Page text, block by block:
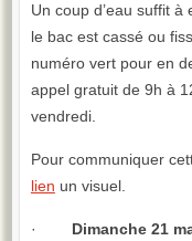
Un coup d’eau suffit
le bac est cassé ou
numéro vert pour en
appel gratuit de 9h à
vendredi.
Pour communiquer
lien un visuel.
· Dimanche 21